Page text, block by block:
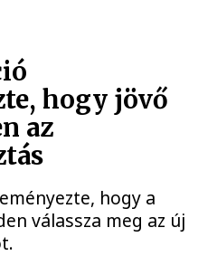
hogy jövő
az
hogy a
válassza meg az új